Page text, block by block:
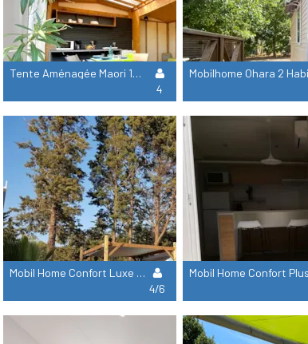
Tente Aménagée Maori 18M².2Ch
4
Mobil Home Confort Luxe 28M² 2Ch 4/6 Tv+Clim+Lv
4/6